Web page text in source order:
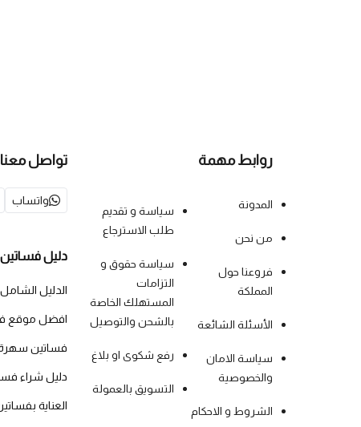
روابط مهمة
المدونة
من نحن
فروعنا حول
المملكة
الأسئلة الشائعة
سياسة الامان
والخصوصية
الشروط و الاحكام
سياسة و تقديم
طلب الاسترجاع
سياسة حقوق و
التزامات
المستهلك الخاصة
بالشحن والتوصيل
رفع شكوى او بلاغ
التسويق بالعمولة
تواصل معنا
واتساب
دليل
الدليل
افضل موقع
فساتين
دليل شراء
العناية